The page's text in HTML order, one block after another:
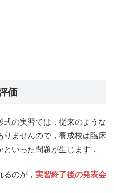
価
式の実習では，従来のような
ませんので，養成校は臨床
いった問題が生じます．
のが， 実習終了後の発表会